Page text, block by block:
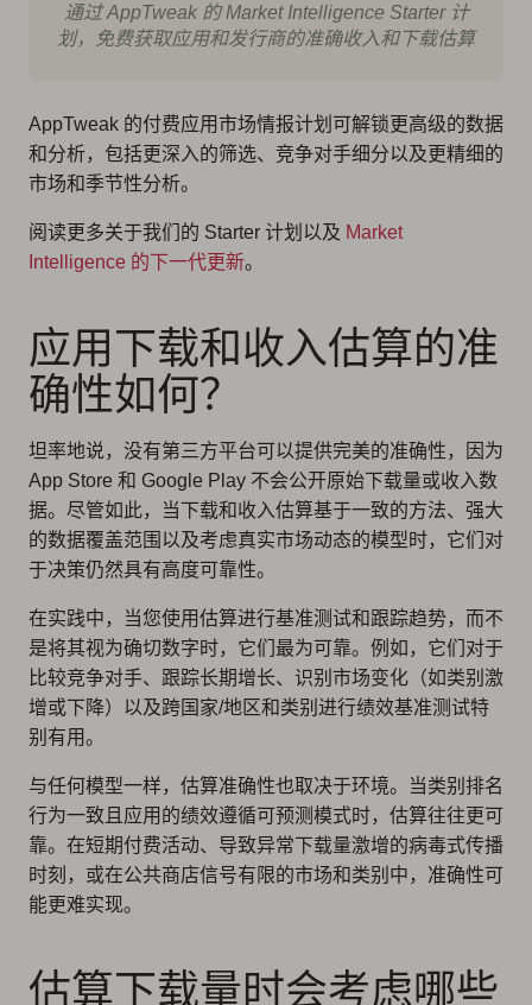
通过 AppTweak 的 Market Intelligence Starter 计
划，免费获取应用和发行商的准确收入和下载估算
AppTweak 的付费应用市场情报计划可解锁更高级的数据
和分析，包括更深入的筛选、竞争对手细分以及更精细的
市场和季节性分析。
阅读更多关于我们的 Starter 计划以及 Market
Intelligence 的下一代更新。
应用下载和收入估算的准
确性如何？
坦率地说，没有第三方平台可以提供完美的准确性，因为
App Store 和 Google Play 不会公开原始下载量或收入数
据。尽管如此，当下载和收入估算基于一致的方法、强大
的数据覆盖范围以及考虑真实市场动态的模型时，它们对
于决策仍然具有高度可靠性。
在实践中，当您使用估算进行基准测试和跟踪趋势，而不
是将其视为确切数字时，它们最为可靠。例如，它们对于
比较竞争对手、跟踪长期增长、识别市场变化（如类别激
增或下降）以及跨国家/地区和类别进行绩效基准测试特
别有用。
与任何模型一样，估算准确性也取决于环境。当类别排名
行为一致且应用的绩效遵循可预测模式时，估算往往更可
靠。在短期付费活动、导致异常下载量激增的病毒式传播
时刻，或在公共商店信号有限的市场和类别中，准确性可
能更难实现。
估算下载量时会考虑哪些